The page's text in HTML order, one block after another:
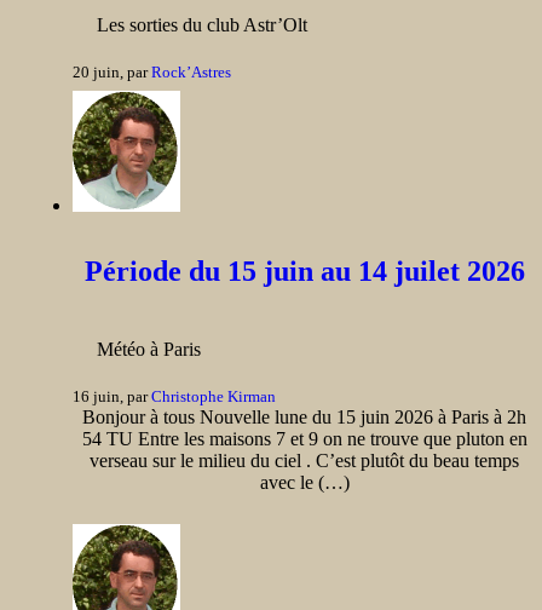
Les sorties du club Astr’Olt
20 juin, parRock’Astres
Période du 15 juin au 14 juilet 2026
Météo à Paris
16 juin, parChristophe Kirman
Bonjour à tous Nouvelle lune du 15 juin 2026 à Paris à 2h
54 TU Entre les maisons 7 et 9 on ne trouve que pluton en
verseau sur le milieu du ciel . C’est plutôt du beau temps
avec le (…)